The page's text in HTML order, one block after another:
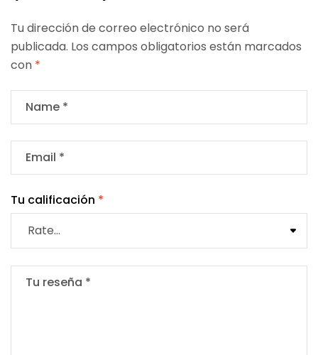
Tu dirección de correo electrónico no será
publicada. Los campos obligatorios están marcados
con *
Tu calificación *